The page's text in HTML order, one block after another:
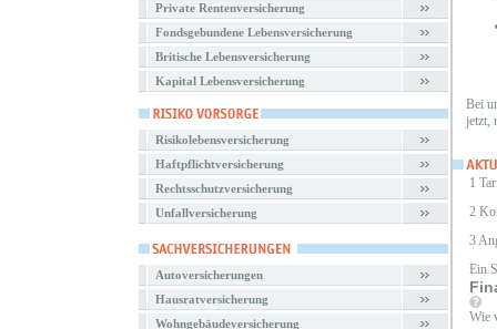
Private Rentenversicherung
Fondsgebundene Lebensversicherung
Britische Lebensversicherung
Kapital Lebensversicherung
Risikolebensversicherung
Haftpflichtversicherung
Rechtsschutzversicherung
Unfallversicherung
Autoversicherungen
Hausratversicherung
Wohngebäudeversicherung
Bei
jetzt,
1
2
3
Ein
Wie